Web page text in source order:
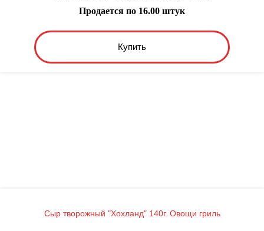
Купить
Продается по 16.00 штук
Сыр творожный "Хохланд" 140г. Овощи гриль